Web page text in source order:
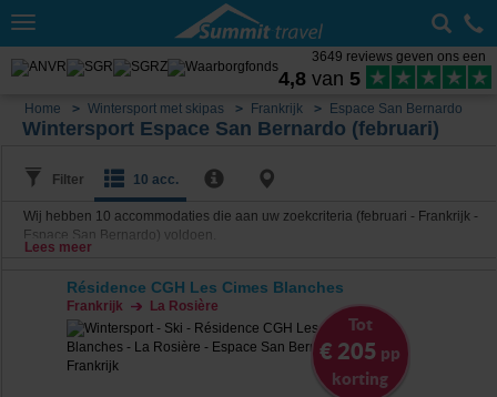
Toggle
3649 reviews geven ons een
4,8 van 5
Home Wintersport met skipas Frankrijk Espace San Bernardo
Wintersport Espace San Bernardo (februari)
Filter 10 acc.
Wij hebben 10 accommodaties die aan uw zoekcriteria (februari - Frankrijk -
Espace San Bernardo) voldoen.
Lees meer
Résidence CGH Les Cimes Blanches
Frankrijk La Rosière
Tot
€ 205 pp
korting